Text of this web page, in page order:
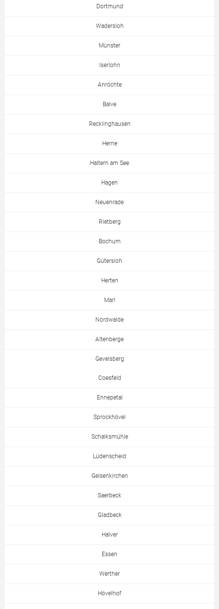
Dortmund
Wadersloh
Münster
Iserlohn
Anröchte
Balve
Recklinghausen
Herne
Haltern am See
Hagen
Neuenrade
Rietberg
Bochum
Gütersloh
Herten
Marl
Nordwalde
Altenberge
Gevelsberg
Coesfeld
Ennepetal
Sprockhövel
Schalksmühle
Lüdenscheid
Gelsenkirchen
Saerbeck
Gladbeck
Halver
Essen
Werther
Hövelhof